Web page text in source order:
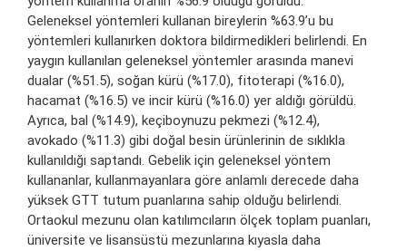
Geleneksel yöntemleri kullanan bireylerin %63.9’u bu
yöntemleri kullanırken doktora bildirmedikleri belirlendi. En
yaygın kullanılan geleneksel yöntemler arasında manevi
dualar (%51.5), soğan kürü (%17.0), fitoterapi (%16.0),
hacamat (%16.5) ve incir kürü (%16.0) yer aldığı görüldü.
Ayrıca, bal (%14.9), keçiboynuzu pekmezi (%12.4),
avokado (%11.3) gibi doğal besin ürünlerinin de sıklıkla
kullanıldığı saptandı. Gebelik için geleneksel yöntem
kullananlar, kullanmayanlara göre anlamlı derecede daha
yüksek GTT tutum puanlarına sahip olduğu belirlendi.
Ortaokul mezunu olan katılımcıların ölçek toplam puanları,
üniversite ve lisansüstü mezunlarına kıyasla daha